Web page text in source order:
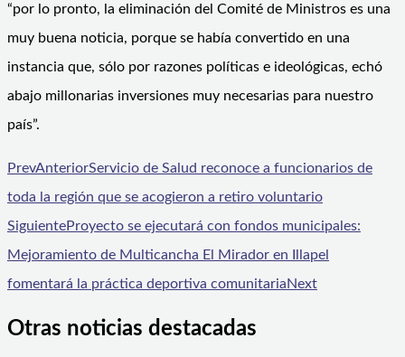
“por lo pronto, la eliminación del Comité de Ministros es una
muy buena noticia, porque se había convertido en una
instancia que, sólo por razones políticas e ideológicas, echó
abajo millonarias inversiones muy necesarias para nuestro
país”.
PrevAnteriorServicio de Salud reconoce a funcionarios de
toda la región que se acogieron a retiro voluntario
SiguienteProyecto se ejecutará con fondos municipales:
Mejoramiento de Multicancha El Mirador en Illapel
fomentará la práctica deportiva comunitariaNext
Otras noticias destacadas